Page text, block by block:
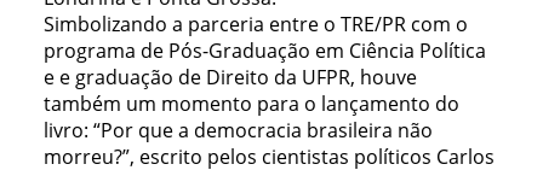
Simbolizando a parceria entre o TRE/PR com o
programa de Pós-Graduação em Ciência Política
e e graduação de Direito da UFPR, houve
também um momento para o lançamento do
livro: “Por que a democracia brasileira não
morreu?”, escrito pelos cientistas políticos Carlos